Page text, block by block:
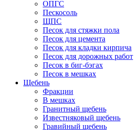
ОПГС
Пескосоль
ЩПС
Песок для стяжки пола
Песок для цемента
Песок для кладки кирпича
Песок для дорожных работ
Песок в биг-бэгах
Песок в мешках
Щебень
Фракции
В мешках
Гранитный щебень
Известняковый щебень
Гравийный щебень